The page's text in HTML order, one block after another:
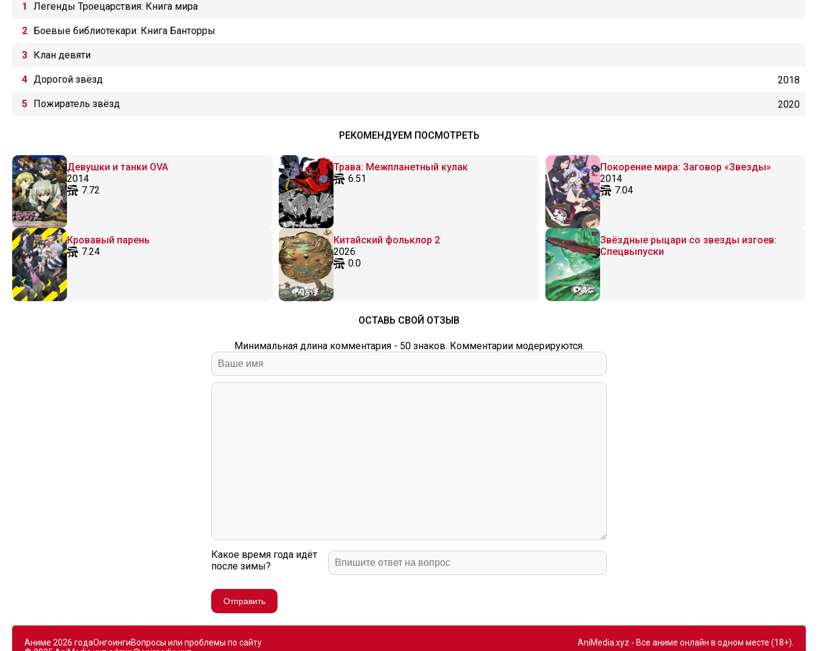
Легенды Троецарствия: Книга мира
Боевые библиотекари: Книга Банторры
Клан девяти
Дорогой звёзд 2018
Пожиратель звёзд 2020
РЕКОМЕНДУЕМ ПОСМОТРЕТЬ
Девушки и танки OVA
2014
7.72
Трава: Межпланетный кулак
6.51
Покорение мира: Заговор «Звезды»
2014
7.04
Кровавый парень
7.24
Китайский фольклор 2
2026
0.0
Звёздные рыцари со звезды изгоев:
Спецвыпуски
ОСТАВЬ СВОЙ ОТЗЫВ
Минимальная длина комментария - 50 знаков. Комментарии модерируются.
Какое время года идёт
после зимы?
Отправить
Аниме 2026 годаОнгоингиВопросы или проблемы по сайту
AniMedia.xyz - Все аниме онлайн в одном месте (18+).